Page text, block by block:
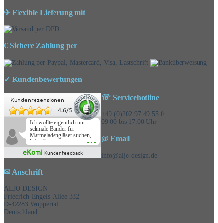
✈ Flexible Lieferung mit
€ Sichere Zahlung per
✓ Kundenbewertungen
Kundenrezensionen
4.6/5
Ich wollte eigentlich nur
schmale Bänder für
Marmeladengläser suchen,
habe die
Überraschungsbänder
mitbestellt und war positiv
überrascht, schöne
eKomi Kundenfeedback
☏ Servicehotline
+49 (0)202 97 49 55 0
09.00 bis 17.00 Uhr
@ Email
info@aljo-design.de
✉ Anschrift
ALJO DESIGN
Friedrich-Engels-Allee 332
D-42283 Wuppertal
Deutschland